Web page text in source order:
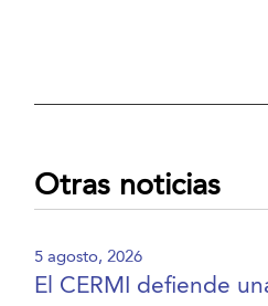
Otras noticias
5 agosto, 2026
El CERMI defiende